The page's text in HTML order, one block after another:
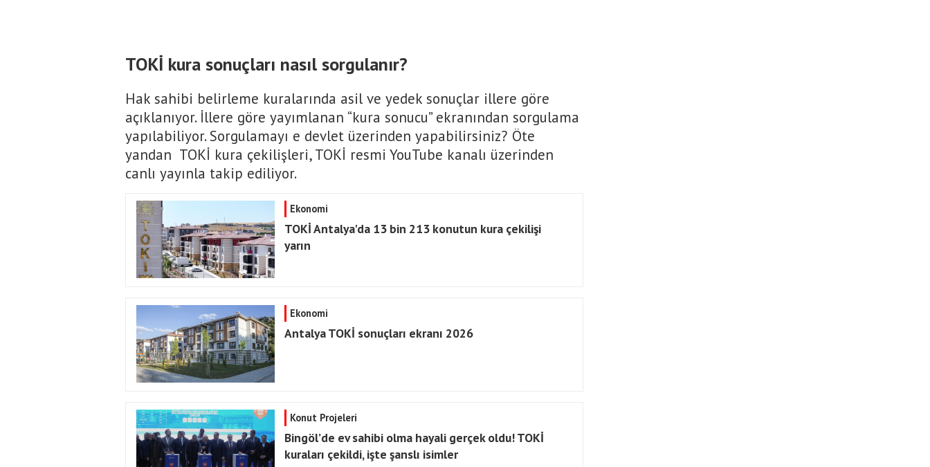
TOKİ kura sonuçları nasıl sorgulanır?
Hak sahibi belirleme kuralarında asil ve yedek sonuçlar illere göre
açıklanıyor. İllere göre yayımlanan “kura sonucu” ekranından sorgulama
yapılabiliyor. Sorgulamayı e devlet üzerinden yapabilirsiniz? Öte
yandan TOKİ kura çekilişleri, TOKİ resmi YouTube kanalı üzerinden
canlı yayınla takip ediliyor.
Ekonomi
TOKİ Antalya'da 13 bin 213 konutun kura çekilişi
yarın
Ekonomi
Antalya TOKİ sonuçları ekranı 2026
Konut Projeleri
Bingöl’de ev sahibi olma hayali gerçek oldu! TOKİ
kuraları çekildi, işte şanslı isimler